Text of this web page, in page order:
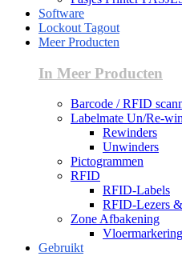
Software
Lockout Tagout
Meer Producten
In Meer Producten
Barcode / RFID
Labelmate Un/Re-
Rewinders
Unwinders
Pictogrammen
RFID
RFID-Labels
RFID-Lezers
Zone Afbakening
Vloermarkering
Gebruikt